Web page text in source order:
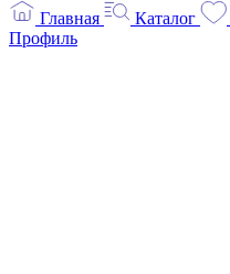
Главная
Каталог
Профиль